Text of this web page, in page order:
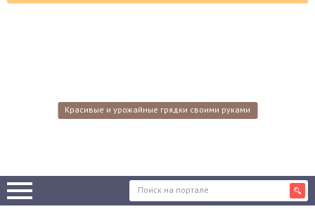
Красивые и урожайные грядки своими руками